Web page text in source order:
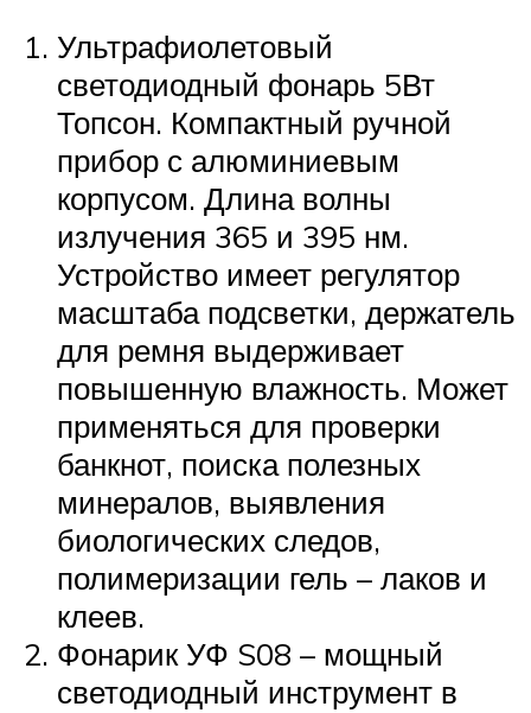
Ультрафиолетовый
светодиодный фонарь 5Вт
Топсон. Компактный ручной
прибор с алюминиевым
корпусом. Длина волны
излучения 365 и 395 нм.
Устройство имеет регулятор
масштаба подсветки, держатель
для ремня выдерживает
повышенную влажность. Может
применяться для проверки
банкнот, поиска полезных
минералов, выявления
биологических следов,
полимеризации гель – лаков и
клеев.
Фонарик УФ S08 – мощный
светодиодный инструмент в